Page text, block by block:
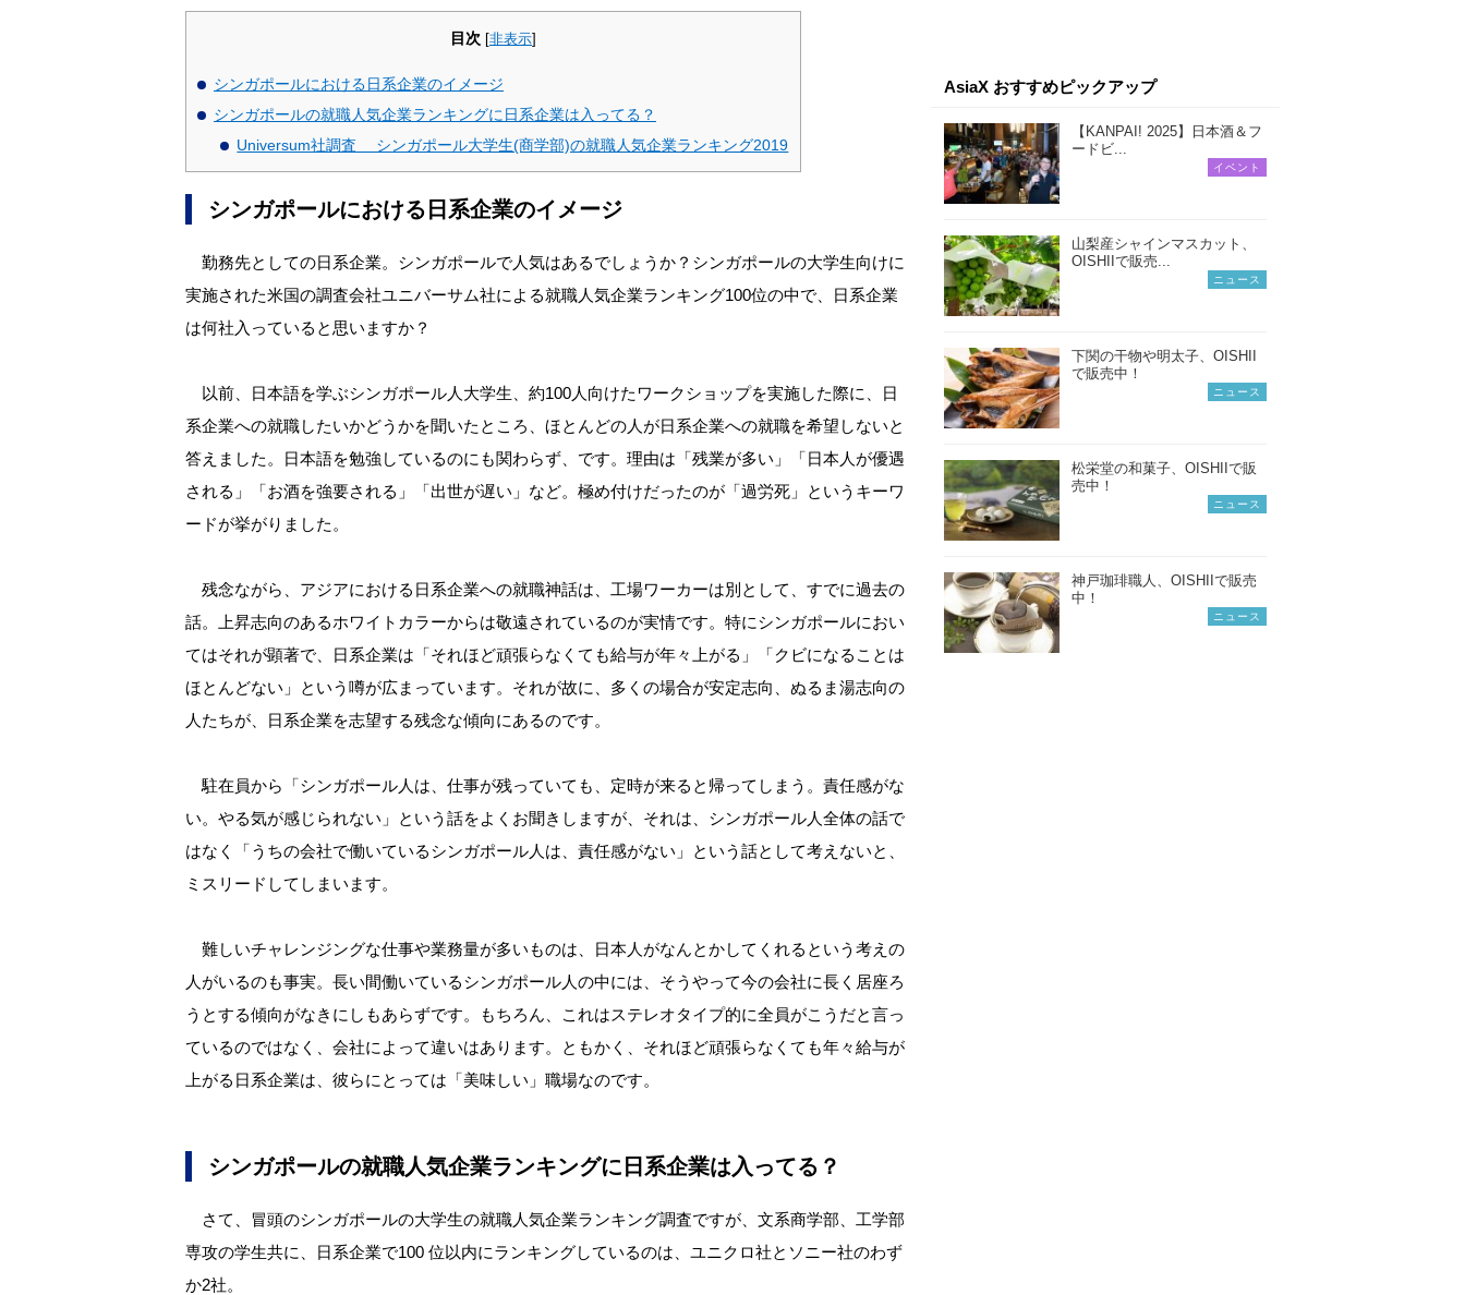
目次 [非表示]
シンガポールにおける日系企業のイメージ
シンガポールの就職人気企業ランキングに日系企業は入ってる？
Universum社調査 シンガポール大学生(商学部)の就職人気企業ランキング2019
シンガポールにおける日系企業のイメージ
勤務先としての日系企業。シンガポールで人気はあるでしょうか？シンガポールの大学生向けに
実施された米国の調査会社ユニバーサム社による就職人気企業ランキング100位の中で、日系企業
は何社入っていると思いますか？
以前、日本語を学ぶシンガポール人大学生、約100人向けたワークショップを実施した際に、日
系企業への就職したいかどうかを聞いたところ、ほとんどの人が日系企業への就職を希望しないと
答えました。日本語を勉強しているのにも関わらず、です。理由は「残業が多い」「日本人が優遇
される」「お酒を強要される」「出世が遅い」など。極め付けだったのが「過労死」というキーワ
ードが挙がりました。
残念ながら、アジアにおける日系企業への就職神話は、工場ワーカーは別として、すでに過去の
話。上昇志向のあるホワイトカラーからは敬遠されているのが実情です。特にシンガポールにおい
てはそれが顕著で、日系企業は「それほど頑張らなくても給与が年々上がる」「クビになることは
ほとんどない」という噂が広まっています。それが故に、多くの場合が安定志向、ぬるま湯志向の
人たちが、日系企業を志望する残念な傾向にあるのです。
駐在員から「シンガポール人は、仕事が残っていても、定時が来ると帰ってしまう。責任感がな
い。やる気が感じられない」という話をよくお聞きしますが、それは、シンガポール人全体の話で
はなく「うちの会社で働いているシンガポール人は、責任感がない」という話として考えないと、
ミスリードしてしまいます。
難しいチャレンジングな仕事や業務量が多いものは、日本人がなんとかしてくれるという考えの
人がいるのも事実。長い間働いているシンガポール人の中には、そうやって今の会社に長く居座ろ
うとする傾向がなきにしもあらずです。もちろん、これはステレオタイプ的に全員がこうだと言っ
ているのではなく、会社によって違いはあります。ともかく、それほど頑張らなくても年々給与が
上がる日系企業は、彼らにとっては「美味しい」職場なのです。
シンガポールの就職人気企業ランキングに日系企業は入ってる？
さて、冒頭のシンガポールの大学生の就職人気企業ランキング調査ですが、文系商学部、工学部
専攻の学生共に、日系企業で100 位以内にランキングしているのは、ユニクロ社とソニー社のわず
か2社。
AsiaX おすすめピックアップ
【KANPAI! 2025】日本酒＆フ
ードビ...
イベント
山梨産シャインマスカット、
OISHIIで販売...
ニュース
下関の干物や明太子、OISHII
で販売中！
ニュース
松栄堂の和菓子、OISHIIで販
売中！
ニュース
神戸珈琲職人、OISHIIで販売
中！
ニュース